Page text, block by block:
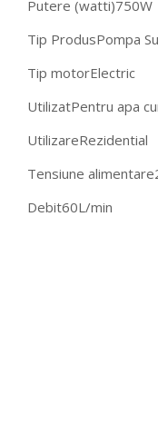
Putere (watti)750W
Tip ProdusPompa
Tip motorElectric
UtilizatPentru apa
UtilizareRezidential
Tensiune alimentare
Debit60L/min